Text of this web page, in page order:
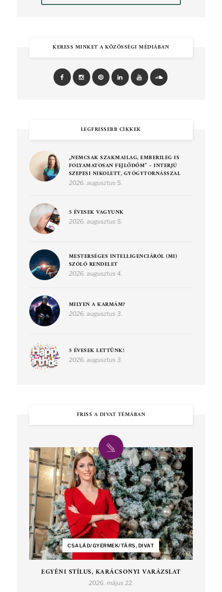
KERESS MINKET A KÖZÖSSÉGI MÉDIÁBAN
LEGFRISSEBB CIKKEK
„NEMCSAK SZAKMAILAG, EMBERILEG IS
FOLYAMATOSAN FEJLŐDŐM” – INTERJÚ
SZEPESI NIKOLETT, GYÓGYTORNÁSSZAL
2026. augusztus 5.
5 ÉVESEK VAGYUNK
2026. augusztus 5.
MESTERSÉGES INTELLIGENCIÁRÓL (MI)
SZÓLÓ RENDELET
2026. augusztus 4.
MILYEN A KARMÁM?
2026. augusztus 3.
5 ÉVESEK LETTÜNK!
2026. augusztus 3.
FRISS A DIVAT TÉMÁBAN
CSALÁD/GYERMEK/TÁRS, DIVAT
EGYÉNI STÍLUS, KARÁCSONYI VARÁZSLAT
2026. május 22.